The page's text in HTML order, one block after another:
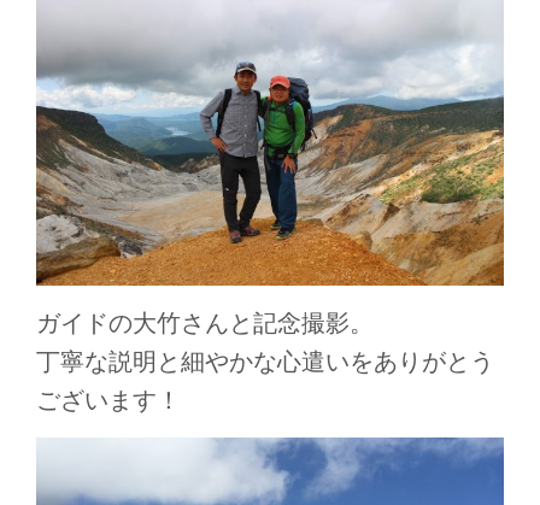
ガイドの大竹さんと記念撮影。
丁寧な説明と細やかな心遣いをありがとう
ございます！